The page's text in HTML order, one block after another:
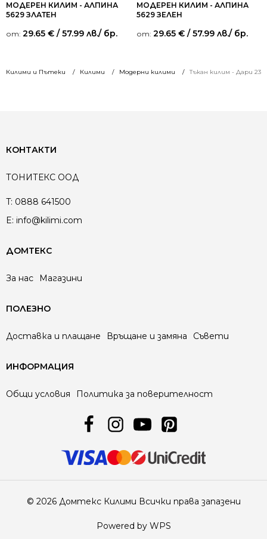
Килими и Пътеки Килими Модерни килими Тъкан килим - Дари
МОДЕРЕН КИЛИМ - АЛПИНА
5629 ЗЛАТЕН
от: 29.65 € / 57.99 лв./ бр.
МОДЕРЕН КИЛИМ - АЛПИНА
5629 ЗЕЛЕН
от: 29.65 € / 57.99 лв./ бр.
КОНТАКТИ
ТОНИТЕКС ООД
T: 0888 641500
E: info@kilimi.com
ДОМТЕКС
За нас Магазини
ПОЛЕЗНО
Доставка и плащане Връщане и замяна Съвети
ИНФОРМАЦИЯ
Общи условия Политика за поверителност
© 2026 Домтекс Килими Всички права запазени
Powered by WPS